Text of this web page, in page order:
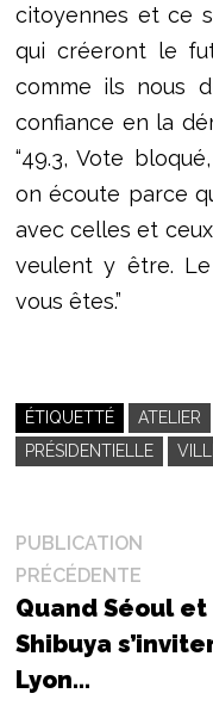
citoyennes et ce
qui créeront le
comme ils nous
confiance en la
“49.3, Vote
on écoute parce
avec celles et
veulent y être. Le
vous êtes.”
ÉTIQUETTÉ ATELIER
PRÉSIDENTIELLE
Navigation
de
l’article
PUBLICATION
PRÉCÉDENTE
Quand Séoul et
Shibuya
Lyon…